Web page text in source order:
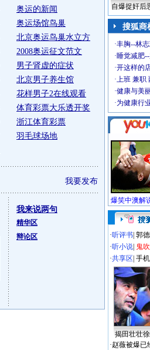
奥运的新闻
奥运场馆鸟巢
北京奥运鸟巢水立方
2008奥运征文范文
男子肾虚的症状
北京男子养生馆
花样男子2在线观看
体育彩票大乐透开奖
浙江体育彩票
羽毛球场地
我要发布
我来说两句
精华区
辩论区
自爆捉奸后
搜狐商
·丰胸--林
·睡觉减肥
·开这样的
·上班 兼职
·健康与美
·为健康行
·听评书 郭
·听小说 鬼
·共享区 手
揭田壮壮
·赵薇被爆已